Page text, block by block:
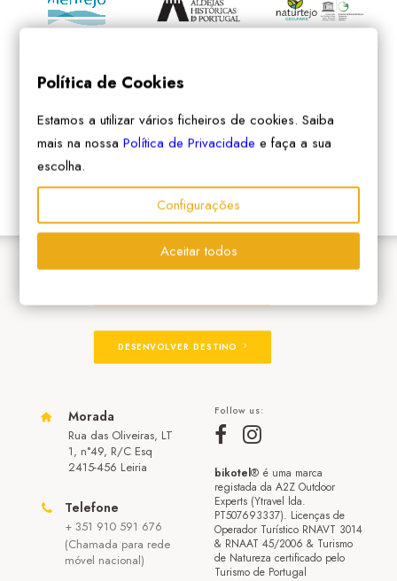
DESENVOLVER DESTINO
Morada
Rua das Oliveiras, LT
1, n°49, R/C Esq
2415-456 Leiria
Telefone
+ 351 910 591 676
(Chamada para rede
móvel nacional)
Follow us:
bikotel® é uma marca
registada da A2Z Outdoor
Experts (Ytravel lda.
PT507693337). Licenças de
Operador Turístico RNAVT 3014
& RNAAT 45/2006 & Turismo
de Natureza certificado pelo
Turismo de Portugal
Política de Cookies
Estamos a utilizar vários ficheiros de cookies. Saiba
mais na nossaPolítica de Privacidade e faça a sua
escolha.
Configurações
Aceitar todos